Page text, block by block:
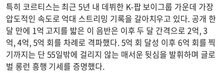
특히 코르티스는 최근 5년 내 데뷔한 K-팝 보이그룹 가운데 가장
압도적인 속도로 억대 스트리밍 기록을 갈아치우고 있다. 공개 한
달 만에 1억 고지를 밟은 이 음반은 이후 두 달 간격으로 2억, 3
억, 4억, 5억 회를 차례로 격파했다. 5억 회 달성 이후 6억 회를 찍
기까지는 단 55일밖에 걸리지 않는 매서운 뒷심을 발휘하며 글로
벌 롱런 흥행 기세를 증명했다.